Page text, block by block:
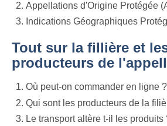
Appellations d'Origine Protégée
Indications Géographiques
Tout sur la fillière et
producteurs de
Où peut-on commander en ligne ?
Qui sont les producteurs de la
Le transport altère t-il les produits